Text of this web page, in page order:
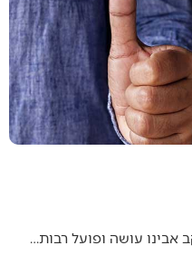
אבינו עושה ופועל רבות…